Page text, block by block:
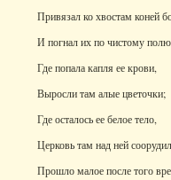
Привязал ко хвостам коней
И погнал их по чистому
Где попала капля ее крови,
Выросли там алые цветочки;
Где осталось ее белое тело,
Церковь там над ней
Прошло малое после того